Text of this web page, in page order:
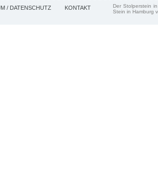
/ DATENSCHUTZ KONTAKT
Der Stolperstein
Stein in Hamburg